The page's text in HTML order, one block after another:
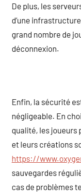
De plus, les
d’une
grand nombre de
déconnexion.
Enfin, la sécurité
négligeable. En
qualité, les joueurs
et leurs créations
https://
sauvegardes
cas de problèmes